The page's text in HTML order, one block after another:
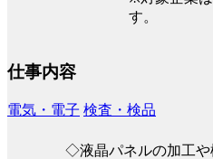
す。
仕事内容
電気・電子 検査・検品
◇液晶パネルの加工